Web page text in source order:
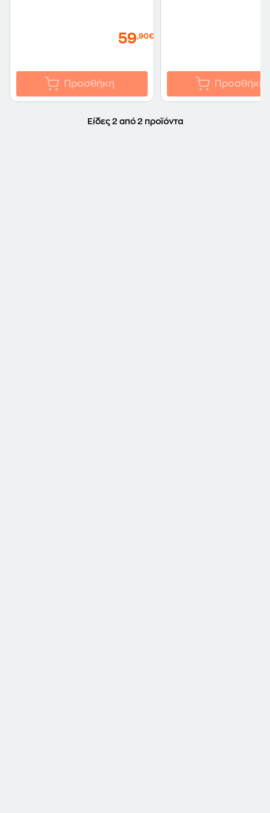
59,90€
Προσθήκη Προσθήκη
Είδες 2 από 2 προϊόντα